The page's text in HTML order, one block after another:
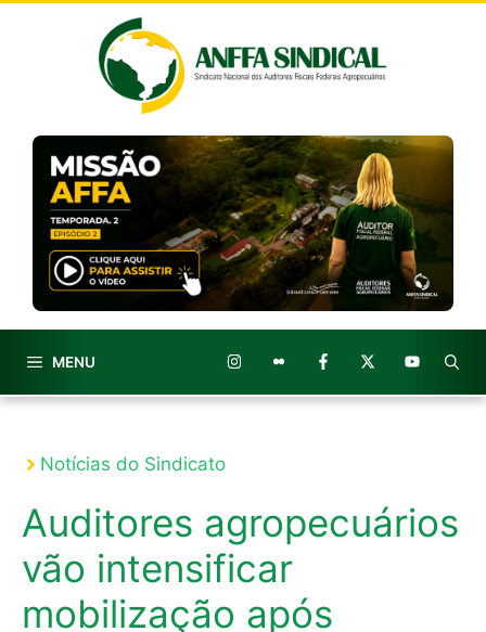
MENU
Notícias do Sindicato
Auditores agropecuários
vão intensificar
mobilização após